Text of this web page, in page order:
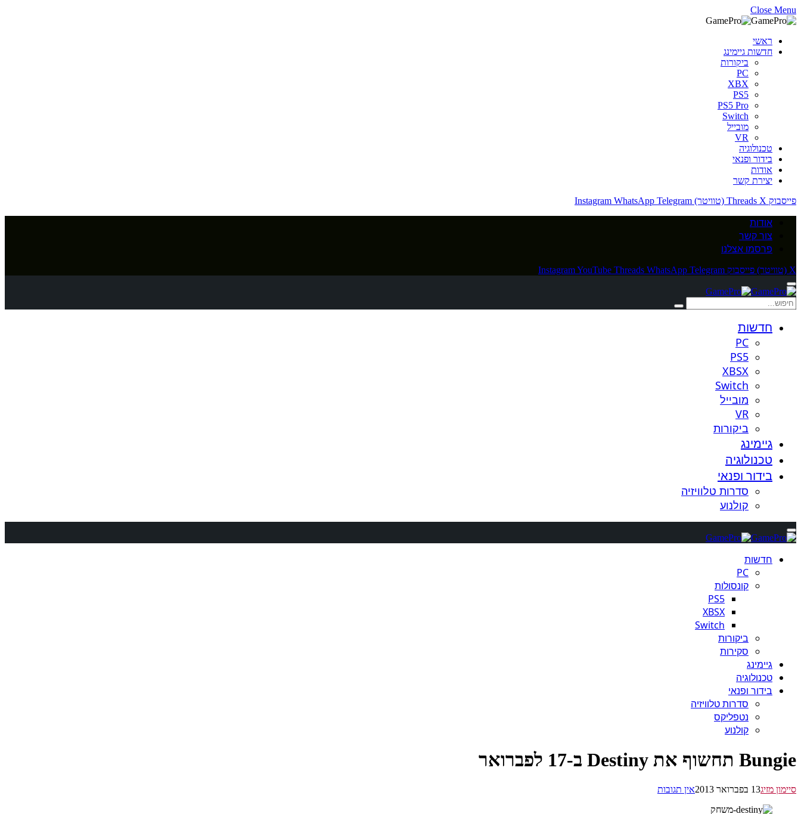
Close Menu
ראשי
חדשות גיימינג
ביקורות
PC
XBX
PS5
PS5 Pro
Switch
מובייל
VR
טכנולוגיה
בידור ופנאי
אודות
יצירת קשר
פייסבוק
Threads X (טוויטר) Instagram WhatsApp Telegram
אודות
צור קשר
פרסמו אצלנו
X (טוויטר) פייסבוק InstagramYouTube Threads WhatsApp Telegram
חדשות
PC
PS5
XBSX
Switch
מובייל
VR
ביקורות
גיימינג
טכנולוגיה
בידור ופנאי
סדרות טלוויזיה
קולנוע
חדשות
PC
קונסולות
PS5
XBSX
Switch
ביקורות
סקירות
גיימינג
טכנולוגיה
בידור ופנאי
סדרות טלוויזיה
נטפליקס
קולנוע
Bungie תחשוף את Destiny ב-17 לפברואר
סיימון מזיג13 בפברואר 2013 אין תגובות